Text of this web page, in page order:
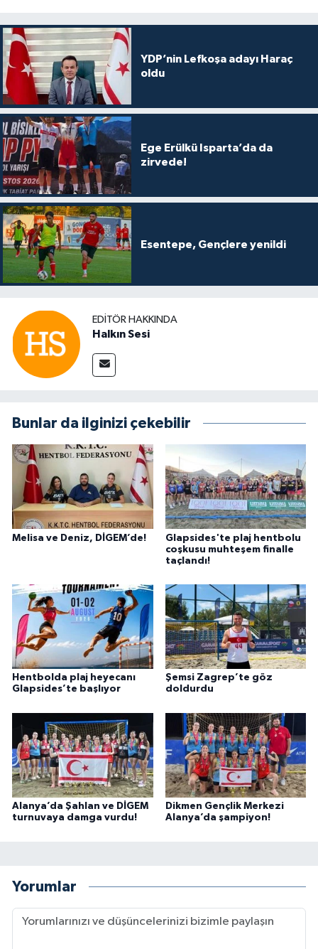
YDP’nin Lefkoşa adayı Haraç
oldu
Ege Erülkü Isparta’da da
zirvede!
Esentepe, Gençlere yenildi
EDITÖR HAKKINDA
Halkın Sesi
Bunlar da ilginizi çekebilir
Melisa ve Deniz, DİGEM’de!
Glapsides'te plaj hentbolu
coşkusu muhteşem finalle
taçlandı!
Hentbolda plaj heyecanı
Glapsides’te başlıyor
Şemsi Zagrep’te göz
doldurdu
Alanya’da Şahlan ve DİGEM
turnuvaya damga vurdu!
Dikmen Gençlik Merkezi
Alanya’da şampiyon!
Yorumlar